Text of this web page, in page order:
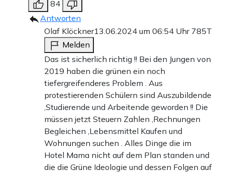
84
Antworten
Olaf Klöckner13.06.2024 um 06:54 Uhr 785T
Melden
Das ist sicherlich richtig !! Bei den Jungen von
2019 haben die grünen ein noch
tiefergreifenderes Problem . Aus
protestierenden Schülern sind Auszubildende
,Studierende und Arbeitende geworden !! Die
müssen jetzt Steuern Zahlen ,Rechnungen
Begleichen ,Lebensmittel Kaufen und
Wohnungen suchen . Alles Dinge die im
Hotel Mama nicht auf dem Plan standen und
die die Grüne Ideologie und dessen Folgen auf